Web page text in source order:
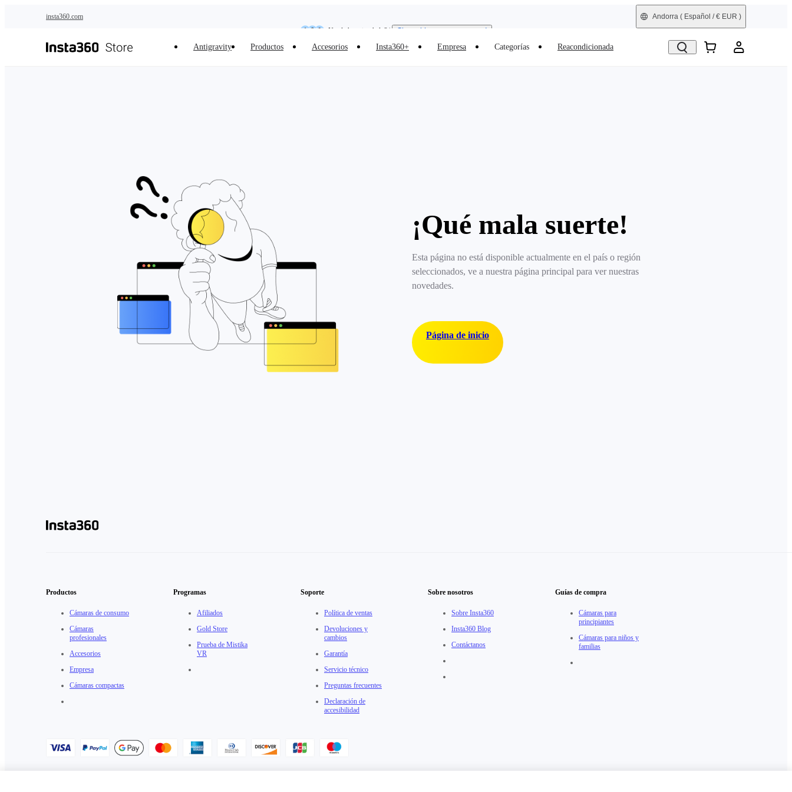
insta360.com
Need shopping help? | Chat with our experts now!
Andorra ( Español / € EUR )
Antigravity Productos Accesorios Insta360+ Empresa Categorías Reacondicionada
¡Qué mala suerte!
Esta página no está disponible actualmente en el país o región
seleccionados, ve a nuestra página principal para ver nuestras
novedades.
Página de inicio
Productos
Cámaras de consumo
Cámaras
profesionales
Accesorios
Empresa
Cámaras compactas
Programas
Afiliados
Gold Store
Prueba de Mistika
VR
Soporte
Política de ventas
Devoluciones y
cambios
Garantía
Servicio técnico
Preguntas frecuentes
Declaración de
accesibilidad
Sobre nosotros
Sobre Insta360
Insta360 Blog
Contáctanos
Guías de compra
Cámaras para
principiantes
Cámaras para niños y
familias